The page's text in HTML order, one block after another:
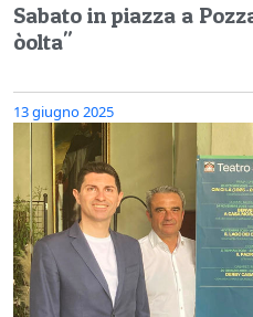
Sabato in piazza a
òolta"
13 giugno 2025